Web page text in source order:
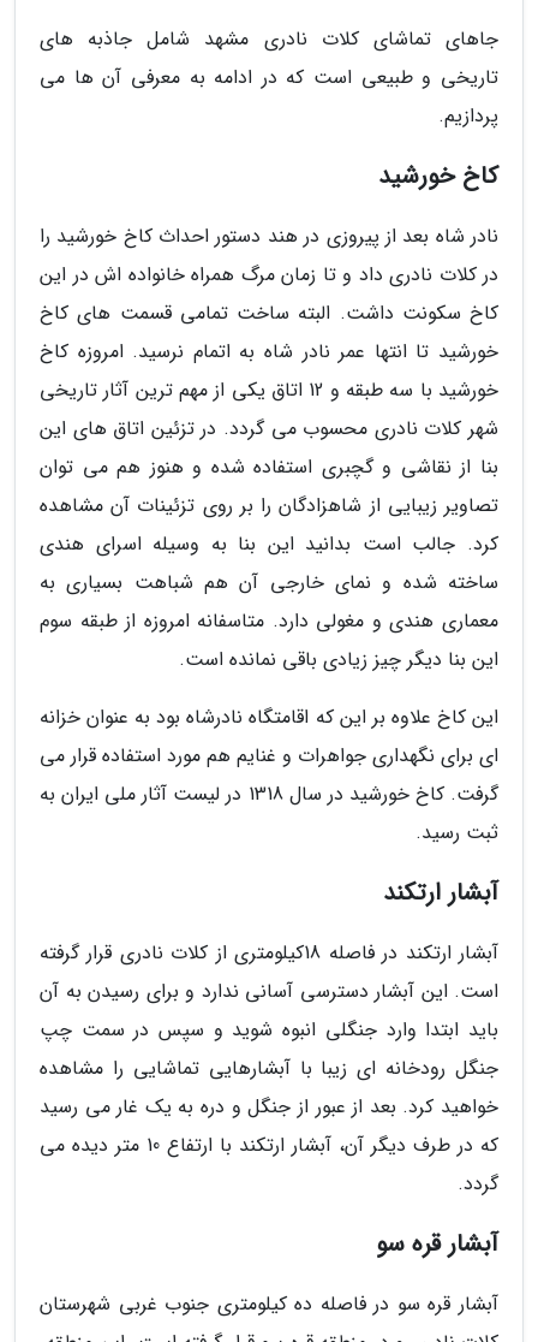
جاهای تماشای کلات نادری مشهد شامل جاذبه های
تاریخی و طبیعی است که در ادامه به معرفی آن ها می
پردازیم.
کاخ خورشید
نادر شاه بعد از پیروزی در هند دستور احداث کاخ خورشید را
در کلات نادری داد و تا زمان مرگ همراه خانواده اش در این
کاخ سکونت داشت. البته ساخت تمامی قسمت های کاخ
خورشید تا انتها عمر نادر شاه به اتمام نرسید. امروزه کاخ
خورشید با سه طبقه و 12 اتاق یکی از مهم ترین آثار تاریخی
شهر کلات نادری محسوب می گردد. در تزئین اتاق های این
بنا از نقاشی و گچبری استفاده شده و هنوز هم می توان
تصاویر زیبایی از شاهزادگان را بر روی تزئینات آن مشاهده
کرد. جالب است بدانید این بنا به وسیله اسرای هندی
ساخته شده و نمای خارجی آن هم شباهت بسیاری به
معماری هندی و مغولی دارد. متاسفانه امروزه از طبقه سوم
این بنا دیگر چیز زیادی باقی نمانده است.
این کاخ علاوه بر این که اقامتگاه نادرشاه بود به عنوان خزانه
ای برای نگهداری جواهرات و غنایم هم مورد استفاده قرار می
گرفت. کاخ خورشید در سال 1318 در لیست آثار ملی ایران به
ثبت رسید.
آبشار ارتکند
آبشار ارتکند در فاصله 18کیلومتری از کلات نادری قرار گرفته
است. این آبشار دسترسی آسانی ندارد و برای رسیدن به آن
باید ابتدا وارد جنگلی انبوه شوید و سپس در سمت چپ
جنگل رودخانه ای زیبا با آبشارهایی تماشایی را مشاهده
خواهید کرد. بعد از عبور از جنگل و دره به یک غار می رسید
که در طرف دیگر آن، آبشار ارتکند با ارتفاع 10 متر دیده می
گردد.
آبشار قره سو
آبشار قره سو در فاصله ده کیلومتری جنوب غربی شهرستان